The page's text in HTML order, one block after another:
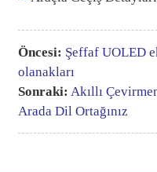
Öncesi: Şeffaf UOLED
olanakları
Sonraki: Akıllı
Arada Dil Ortağınız